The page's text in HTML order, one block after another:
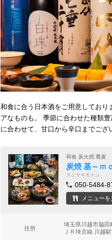
和食に合う日本酒をご用意してお
アなものも。 季節に合わせた種類
に合わせて、甘口から辛口までござ
和食 炭火焼 蕎麦
炭焼 基～ｍ
スミヤキモトシ
050-5484-
メニューを
住所
埼玉県川越市脇
ＪＲ埼京線 川越